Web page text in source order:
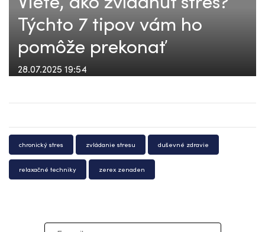
Týchto 7 tipov vám ho
pomôže prekonať
28.07.2025 19:54
chronický stres zvládanie stresu duševné zdravie
relaxačné techniky zerex zenaden